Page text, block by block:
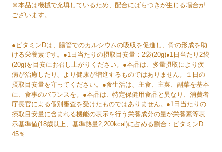
※本品は機械で充填しているため、配合にばらつきが生じる場合が
ございます。
●ビタミンDは、腸管でのカルシウムの吸収を促進し、骨の形成を助
ける栄養素です。●1日当たりの摂取目安量：2袋(20g)●1日当たり2袋
(20g)を目安にお召し上がりください。●本品は、多量摂取により疾
病が治癒したり、より健康が増進するものではありません。１日の
摂取目安量を守ってください。●食生活は、主食、主菜、副菜を基本
に、食事のバランスを。●本品は、特定保健用食品と異なり、消費者
庁長官による個別審査を受けたものではありません。●1日当たりの
摂取目安量に含まれる機能の表示を行う栄養成分の量が栄養素等表
示基準値(18歳以上、基準熱量2,200kcal)に占める割合：ビタミンD
45％